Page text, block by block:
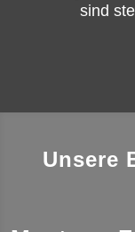
sind
Unsere